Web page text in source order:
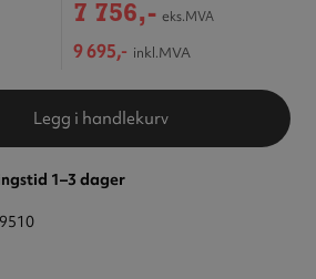
7 756,- eks.MVA
9 695,- inkl.MVA
Legg i handlekurv
1–3 dager